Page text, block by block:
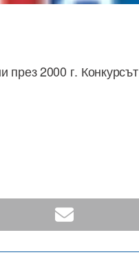
през 2000 г. Конкурсът